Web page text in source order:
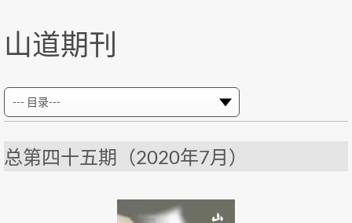
山道期刊
总第四十五期（2020年7月）